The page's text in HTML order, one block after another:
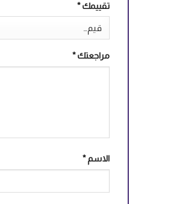
تقييمك*
مراجعتك*
الاسم*